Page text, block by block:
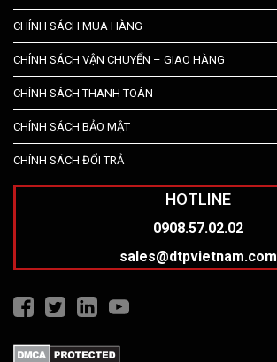
CHÍNH SÁCH MUA HÀNG
CHÍNH SÁCH VẬN CHUYỂN – GIAO HÀNG
CHÍNH SÁCH THANH TOÁN
CHÍNH SÁCH BẢO MẬT
CHÍNH SÁCH ĐỔI TRẢ
HOTLINE
0908.57.02.02
sales@dtpvietnam.com